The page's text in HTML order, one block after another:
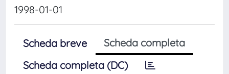
1998-01-01
Scheda breve
Scheda completa
Scheda completa (DC)